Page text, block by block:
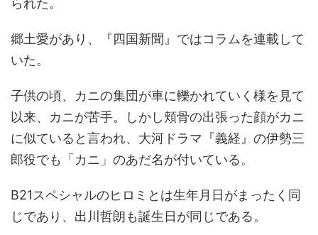
郷土愛があり、『四国新聞』ではコラムを連載して
いた。
子供の頃、カニの集団が車に轢かれていく様を見て
以来、カニが苦手。しかし頬骨の出張った顔がカニ
に似ていると言われ、大河ドラマ『義経』の伊勢三
郎役でも「カニ」のあだ名が付いている。
B21スペシャルのヒロミとは生年月日がまったく同
じであり、出川哲朗も誕生日が同じである。